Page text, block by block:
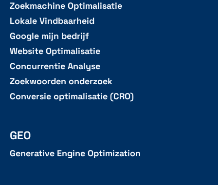
Zoekmachine Optimalisatie
Lokale Vindbaarheid
Google mijn bedrijf
Website Optimalisatie
Concurrentie Analyse
Zoekwoorden onderzoek
Conversie optimalisatie (CRO)
GEO
Generative Engine Optimization